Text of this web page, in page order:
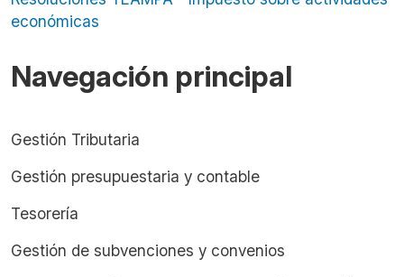
Navegación principal
Gestión Tributaria
Gestión presupuestaria y contable
Tesorería
Gestión de subvenciones y convenios
económicas